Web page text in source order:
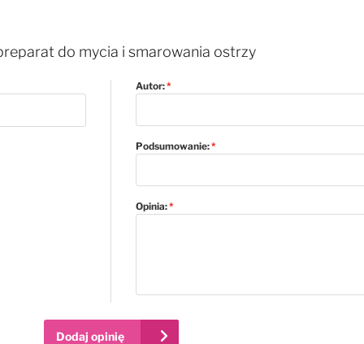
do mycia i smarowania ostrzy
Autor:
Podsumowanie:
Opinia:
Dodaj opinię